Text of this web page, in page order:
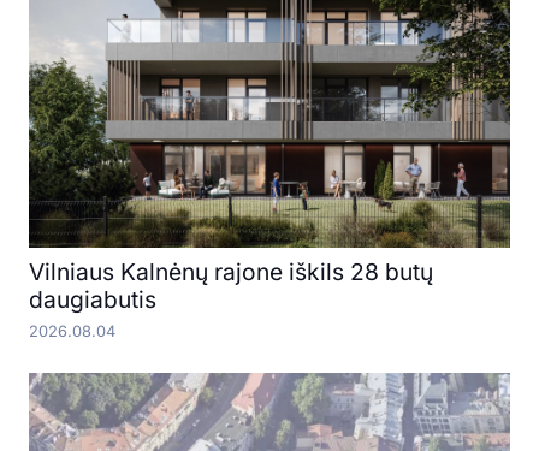
Vilniaus Kalnėnų rajone iškils 28 butų
daugiabutis
2026.08.04